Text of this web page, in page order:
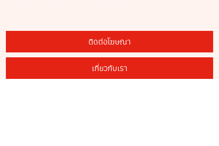
ติดต่อโฆษณา
เกี่ยวกับเรา